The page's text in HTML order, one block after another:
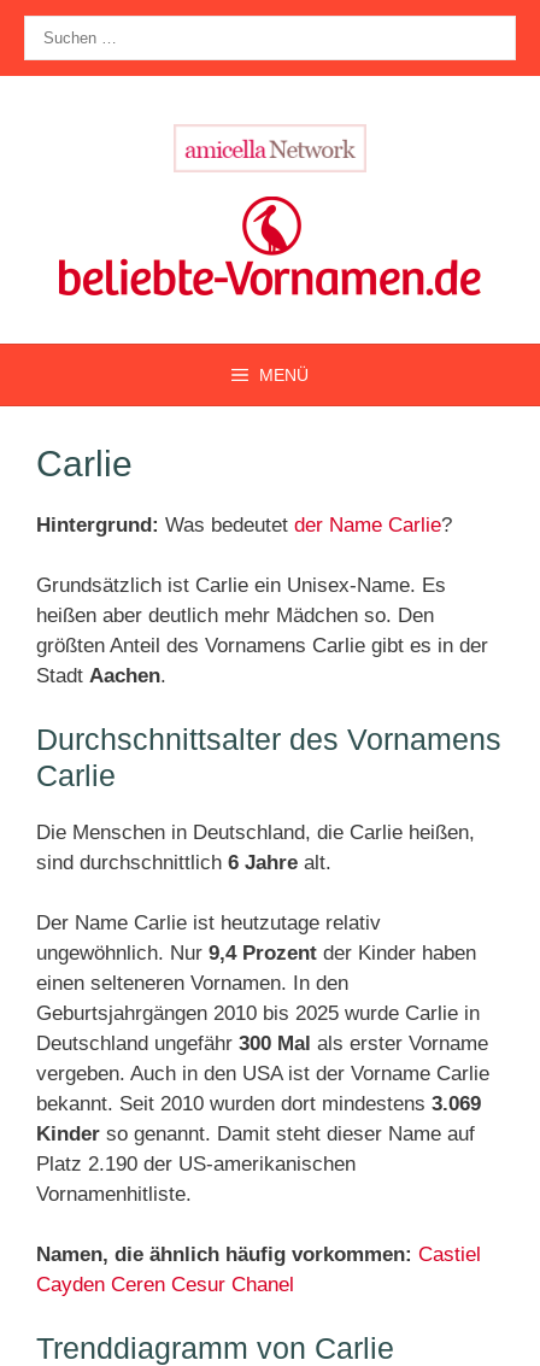
Zum
Inhalt
springen
nach:
MENÜ
Carlie
Hintergrund: Was bedeutet der Name Carlie?
Grundsätzlich ist Carlie ein Unisex-Name. Es
heißen aber deutlich mehr Mädchen so. Den
größten Anteil des Vornamens Carlie gibt es in der
Stadt Aachen.
Durchschnittsalter des Vornamens
Carlie
Die Menschen in Deutschland, die Carlie heißen,
sind durchschnittlich 6 Jahre alt.
Der Name Carlie ist heutzutage relativ
ungewöhnlich. Nur 9,4 Prozent der Kinder haben
einen selteneren Vornamen. In den
Geburtsjahrgängen 2010 bis 2025 wurde Carlie in
Deutschland ungefähr 300 Mal als erster Vorname
vergeben. Auch in den USA ist der Vorname Carlie
bekannt. Seit 2010 wurden dort mindestens 3.069
Kinder so genannt. Damit steht dieser Name auf
Platz 2.190 der US-amerikanischen
Vornamenhitliste.
Namen, die ähnlich häufig vorkommen: Castiel
Cayden Ceren Cesur Chanel
Trenddiagramm von Carlie